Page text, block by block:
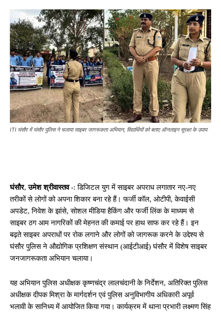
ITI घंसौर में घंसौर पुलिस ने चलाया साइबर जागरूकता अभियान, विद्यार्थियों को बताए ऑनलाइन सुरक्षा के उपाय
घंसौर,उमेश श्रीवास्तव-: डिजिटल युग में साइबर अपराध लगातार नए-नए
तरीकों से लोगों को अपना शिकार बना रहे हैं। फर्जी कॉल, ओटीपी, केवाईसी
अपडेट, निवेश के झांसे, सोशल मीडिया हैकिंग और फर्जी लिंक के माध्यम से
साइबर ठग आम नागरिकों की मेहनत की कमाई पर हाथ साफ कर रहे हैं। इन
बढ़ते साइबर अपराधों पर रोक लगाने और लोगों को जागरूक करने के उद्देश्य से
घंसौर पुलिस ने औद्योगिक प्रशिक्षण संस्थान (आईटीआई) घंसौर में विशेष साइबर
जनजागरूकता अभियान चलाया।
यह अभियान पुलिस अधीक्षक कृष्णचंद्र लालचंदानी के निर्देशन, अतिरिक्त पुलिस
अधीक्षक दीपक मिश्रा के मार्गदर्शन एवं पुलिस अनुविभागीय अधिकारी अपूर्व
भलावी के सानिध्य में आयोजित किया गया। कार्यक्रम में थाना प्रभारी लक्ष्मण सिंह